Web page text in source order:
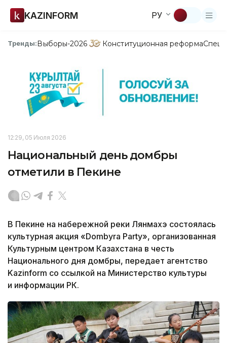
KAZINFORM РУ
Тренды:Выборы-2026 Конституционная реформа
12:29, 05 Июля 2026
Национальный день домбры
отметили в Пекине
В Пекине на набережной реки Лянмахэ состоялась
культурная акция «Dombyra Party», организованная
Культурным центром Казахстана в честь
Национального дня домбры, передает агентство
Kazinform со ссылкой на Министерство культуры
и информации РК.